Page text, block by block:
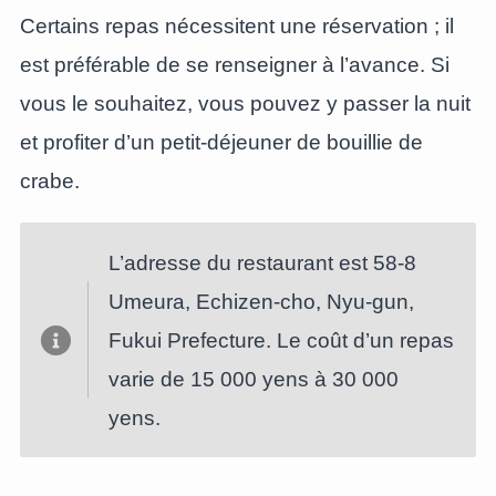
Certains repas nécessitent une réservation ; il
est préférable de se renseigner à l’avance. Si
vous le souhaitez, vous pouvez y passer la nuit
et profiter d’un petit-déjeuner de bouillie de
crabe.
L’adresse du restaurant est 58-8
Umeura, Echizen-cho, Nyu-gun,
Fukui Prefecture. Le coût d’un repas
varie de 15 000 yens à 30 000
yens.